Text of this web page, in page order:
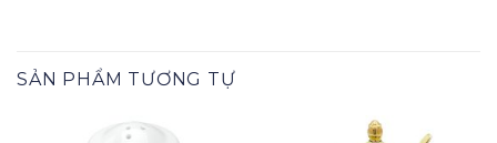
SẢN PHẨM TƯƠNG TỰ